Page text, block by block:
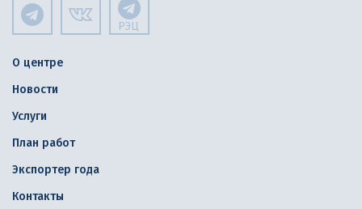
РЭЦ
О центре
Новости
Услуги
План работ
Экспортер года
Контакты